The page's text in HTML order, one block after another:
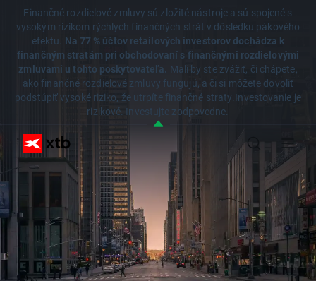
Finančné rozdielové zmluvy sú zložité nástroje a sú spojené s
vysokým rizikom rýchlych finančných strát v dôsledku pákového
efektu. Na 77 % účtov retailových investorov dochádza k
finančným stratám pri obchodovaní s finančnými rozdielovými
zmluvami u tohto poskytovateľa. Mali by ste zvážiť, či chápete,
ako finančné rozdielové zmluvy fungujú, a či si môžete dovoliť
podstúpiť vysoké riziko, že utrpíte finančné straty.Investovanie je
rizikové. Investujte zodpovedne.